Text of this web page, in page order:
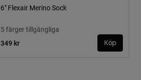
6" Flexair Merino Sock
5 färger tillgängliga
349 kr
Köp